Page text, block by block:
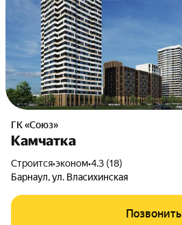
ГК «Союз»
Камчатка
Строится•эконом•4.3 (18)
Барнаул, ул. Власихинская
Позвонить